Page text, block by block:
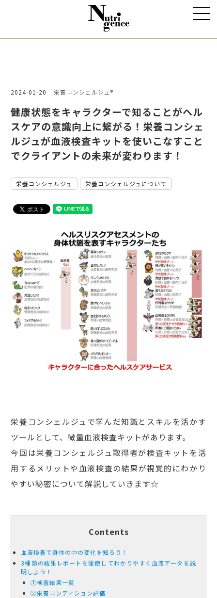
2024-01-20 栄養コンシェルジュ®
健康状態をキャラクターで知ることがヘル
スケアの意識向上に繋がる！栄養コンシェ
ルジュが血液検査キットを使いこなすこと
でクライアントの未来が変わります！
栄養コンシェルジュ 栄養コンシェルジュについて
栄養コンシェルジュで学んだ知識とスキルを活かす
ツールとして、微量血液検査キットがあります。
今回は栄養コンシェルジュ取得者が検査キットを活
用するメリットや血液検査の結果が視覚的にわかり
やすい秘密について解説していきます☆
Contents
血液検査で身体の中の変化を知ろう！
3種類の結果レポートを駆使してわかりやすく血液データを説
明しよう！
①検査結果一覧
②栄養コンディション評価